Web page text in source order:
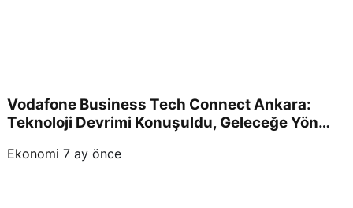
Vodafone Business Tech Connect Ankara:
Teknoloji Devrimi Konuşuldu, Geleceğe Yön
Ekonomi 7 ay önce